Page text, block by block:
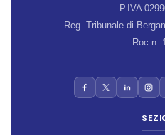
P.IVA
Reg. Tribunale di
Roc n.